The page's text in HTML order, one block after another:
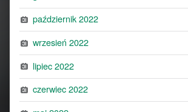
październik 2022
wrzesień 2022
lipiec 2022
czerwiec 2022